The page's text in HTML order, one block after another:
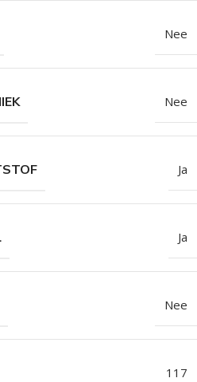
Nee
Nee
Ja
Ja
Nee
117